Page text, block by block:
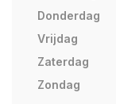
Donderdag
Vrijdag
Zaterdag
Zondag